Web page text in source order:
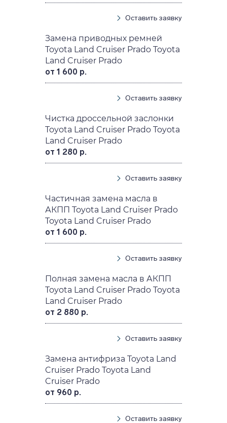
Оставить заявку
Замена приводных ремней
Toyota Land Cruiser Prado Toyota
Land Cruiser Prado
от 1 600 р.
Оставить заявку
Чистка дроссельной заслонки
Toyota Land Cruiser Prado Toyota
Land Cruiser Prado
от 1 280 р.
Оставить заявку
Частичная замена масла в
АКПП Toyota Land Cruiser Prado
Toyota Land Cruiser Prado
от 1 600 р.
Оставить заявку
Полная замена масла в АКПП
Toyota Land Cruiser Prado Toyota
Land Cruiser Prado
от 2 880 р.
Оставить заявку
Замена антифриза Toyota Land
Cruiser Prado Toyota Land
Cruiser Prado
от 960 р.
Оставить заявку